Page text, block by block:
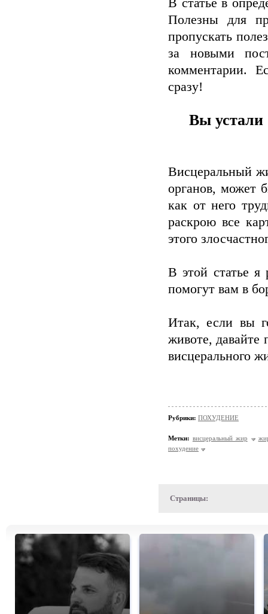
В статье в
Полезны для
пропускать
за новыми
комментарии.
сразу!
Вы устали
Висцеральный
органов, может
как от него
раскрою все
этого
В этой статье я
помогут вам в
Итак, если вы
животе, давайте
висцерального
Рубрики: ПОХУДЕНИЕ
Метки: висцеральный жир
похудение
Страницы: